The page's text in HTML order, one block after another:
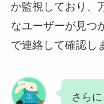
か監視しており、
なユーザーが見つ
で連絡して確認し
さら